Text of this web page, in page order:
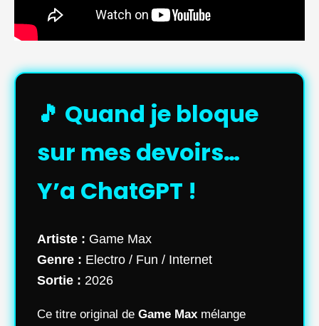
🎵 Quand je bloque
sur mes devoirs…
Y’a ChatGPT !
Artiste : Game Max
Genre : Electro / Fun / Internet
Sortie : 2026
Ce titre original de Game Max mélange